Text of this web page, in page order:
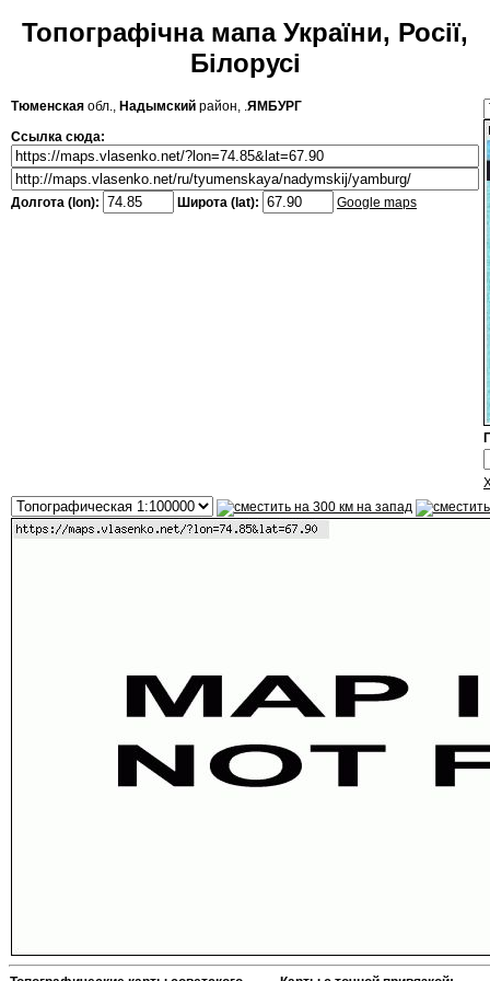
Топографічна мапа України, Росії,
Білорусі
Тюменская обл., Надымский район, .ЯМБУРГ
Ссылка сюда:
Долгота (lon): Широта (lat): Google maps